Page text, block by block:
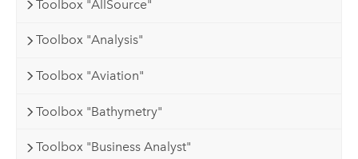
Toolbox "AllSource"
Toolbox "Analysis"
Toolbox "Aviation"
Toolbox "Bathymetry"
Toolbox "Business Analyst"